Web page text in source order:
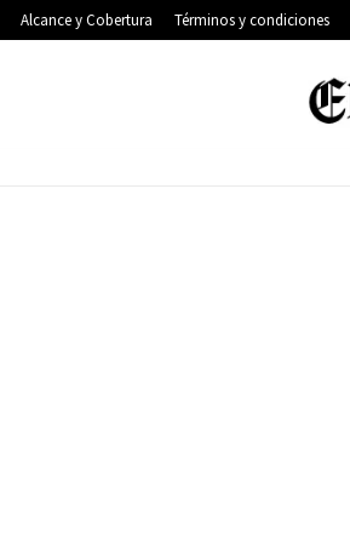
Alcance y Cobertura Términos y condiciones